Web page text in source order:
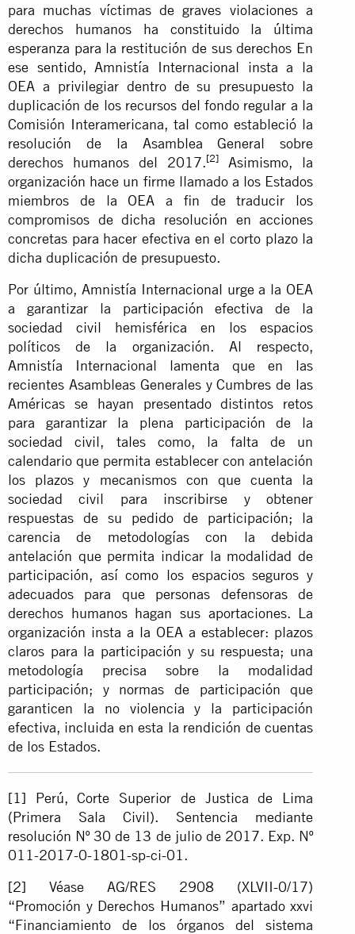
para muchas víctimas de graves violaciones a
derechos humanos ha constituido la última
esperanza para la restitución de sus derechos En
ese sentido, Amnistía Internacional insta a la
OEA a privilegiar dentro de su presupuesto la
duplicación de los recursos del fondo regular a la
Comisión Interamericana, tal como estableció la
resolución de la Asamblea General sobre
derechos humanos del 2017.[2]
Asimismo, la
organización hace un firme llamado a los Estados
miembros de la OEA a fin de traducir los
compromisos de dicha resolución en acciones
concretas para hacer efectiva en el corto plazo la
dicha duplicación de presupuesto.
Por último, Amnistía Internacional urge a la OEA
a garantizar la participación efectiva de la
sociedad civil hemisférica en los espacios
políticos de la organización. Al respecto,
Amnistía Internacional lamenta que en las
recientes Asambleas Generales y Cumbres de las
Américas se hayan presentado distintos retos
para garantizar la plena participación de la
sociedad civil, tales como, la falta de un
calendario que permita establecer con antelación
los plazos y mecanismos con que cuenta la
sociedad civil para inscribirse y obtener
respuestas de su pedido de participación; la
carencia de metodologías con la debida
antelación que permita indicar la modalidad de
participación, así como los espacios seguros y
adecuados para que personas defensoras de
derechos humanos hagan sus aportaciones. La
organización insta a la OEA a establecer: plazos
claros para la participación y su respuesta; una
metodología precisa sobre la modalidad
participación; y normas de participación que
garanticen la no violencia y la participación
efectiva, incluida en esta la rendición de cuentas
de los Estados.
[1] Perú, Corte Superior de Justica de Lima
(Primera Sala Civil). Sentencia mediante
resolución Nº 30 de 13 de julio de 2017. Exp. Nº
011-2017-0-1801-sp-ci-01.
[2] Véase AG/RES 2908 (XLVII-0/17)
“Promoción y Derechos Humanos” apartado xxvi
“Financiamiento de los órganos del sistema